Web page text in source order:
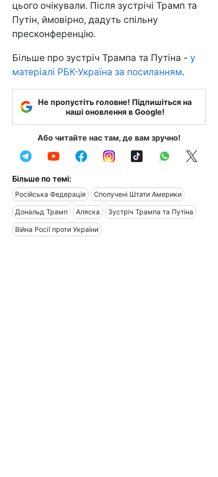
цього очікували. Після зустрічі Трамп та
Путін, ймовірно, дадуть спільну
пресконференцію.
Більше про зустріч Трампа та Путіна - у
матеріалі РБК-Україна за посиланням.
Не пропустіть головне! Підпишіться на
наші оновлення в Google!
Або читайте нас там, де вам зручно!
Більше по темі:
Російська Федерація Сполучені Штати Америки
Дональд Трамп Аляска Зустріч Трампа та Путіна
Війна Росії проти України